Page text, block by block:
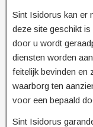
Sint Isidorus kan er
deze site geschikt
door u wordt
diensten worden
feitelijk bevinden en
waarborg ten
voor een bepaald
Sint Isidorus